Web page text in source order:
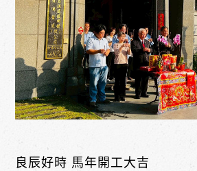
良辰好時 馬年開工大吉